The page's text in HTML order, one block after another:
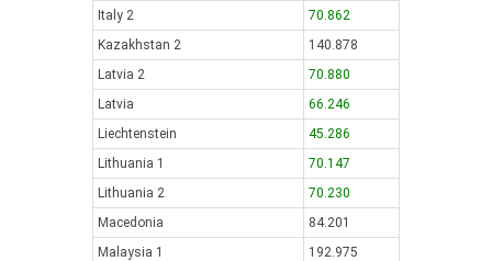
Italy 2
70.862
Kazakhstan 2
140.878
Latvia 2
70.880
Latvia
66.246
Liechtenstein
45.286
Lithuania 1
70.147
Lithuania 2
70.230
Macedonia
84.201
Malaysia 1
192.975